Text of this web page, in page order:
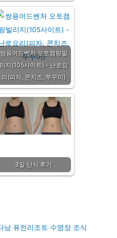
쌍용어드벤처 오토캠핑빌
리지(105사이트) - 난로요
리(피자, 콘치즈, 쭈꾸미)
3일 단식 후기
낭 퓨전리조트 수영장 조식